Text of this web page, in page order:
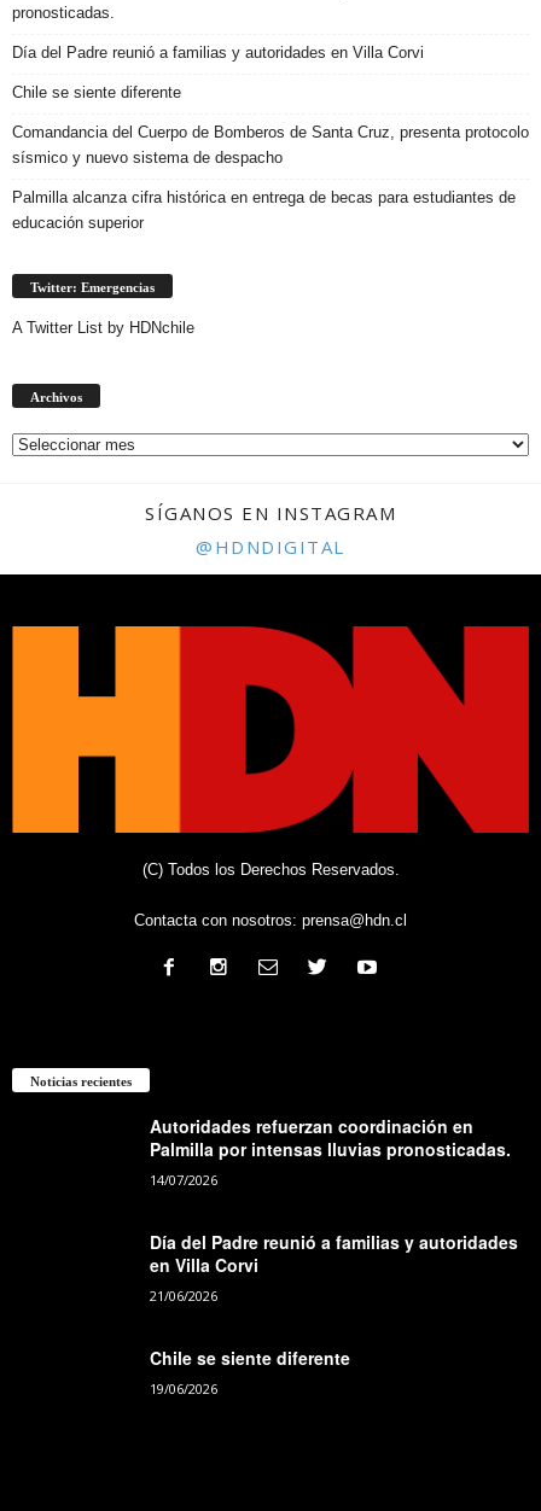
pronosticadas.
Día del Padre reunió a familias y autoridades en Villa Corvi
Chile se siente diferente
Comandancia del Cuerpo de Bomberos de Santa Cruz, presenta protocolo
sísmico y nuevo sistema de despacho
Palmilla alcanza cifra histórica en entrega de becas para estudiantes de
educación superior
Twitter: Emergencias
A Twitter List by HDNchile
Archivos
SÍGANOS EN INSTAGRAM
@HDNDIGITAL
(C) Todos los Derechos Reservados.
Contacta con nosotros: prensa@hdn.cl
Noticias recientes
Autoridades refuerzan coordinación en
Palmilla por intensas lluvias pronosticadas.
14/07/2026
Día del Padre reunió a familias y autoridades
en Villa Corvi
21/06/2026
Chile se siente diferente
19/06/2026